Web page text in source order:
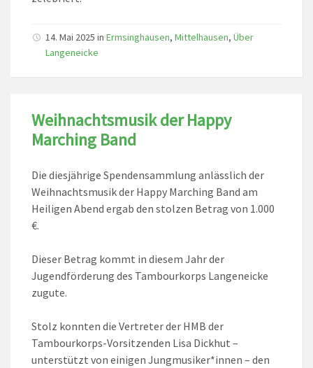
14. Mai 2025 in Ermsinghausen, Mittelhausen, Über
Langeneicke
Weihnachtsmusik der Happy
Marching Band
Die diesjährige Spendensammlung anlässlich der
Weihnachtsmusik der Happy Marching Band am
Heiligen Abend ergab den stolzen Betrag von 1.000
€.
Dieser Betrag kommt in diesem Jahr der
Jugendförderung des Tambourkorps Langeneicke
zugute.
Stolz konnten die Vertreter der HMB der
Tambourkorps-Vorsitzenden Lisa Dickhut –
unterstützt von einigen Jungmusiker*innen – den